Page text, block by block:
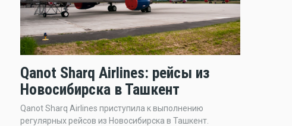
Qanot Sharq Airlines: рейсы из
Новосибирска в Ташкент
Qanot Sharq Airlines приступила к выполнению
регулярных рейсов из Новосибирска в Ташкент.